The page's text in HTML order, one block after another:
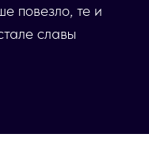
повезло, те и
славы